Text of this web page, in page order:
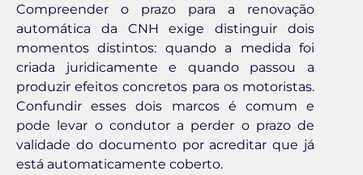
Compreender o prazo para a renovação
automática da CNH exige distinguir dois
momentos distintos: quando a medida foi
criada juridicamente e quando passou a
produzir efeitos concretos para os motoristas.
Confundir esses dois marcos é comum e
pode levar o condutor a perder o prazo de
validade do documento por acreditar que já
está automaticamente coberto.